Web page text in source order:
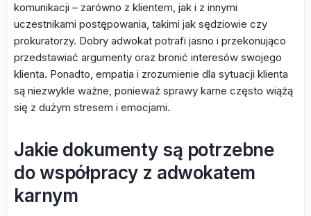
komunikacji – zarówno z klientem, jak i z innymi
uczestnikami postępowania, takimi jak sędziowie czy
prokuratorzy. Dobry adwokat potrafi jasno i przekonująco
przedstawiać argumenty oraz bronić interesów swojego
klienta. Ponadto, empatia i zrozumienie dla sytuacji klienta
są niezwykle ważne, ponieważ sprawy karne często wiążą
się z dużym stresem i emocjami.
Jakie dokumenty są potrzebne
do współpracy z adwokatem
karnym